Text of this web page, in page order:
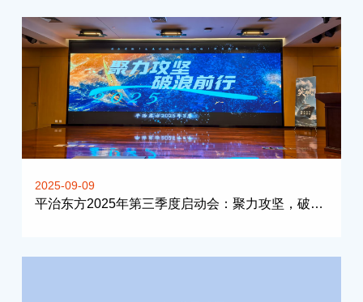
2025-09-09
平治东方2025年第三季度启动会：聚力攻坚，破浪前行